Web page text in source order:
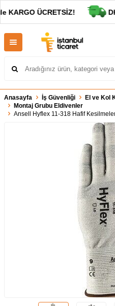
ÜCRETSİZ!
Anasayfa İş Güvenliği El ve Kol
Montaj Grubu Eldivenler
Ansell Hyflex 11-318 Hafif